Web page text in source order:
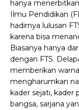
hanya
Ilmu Pendidikan
hadirnya lulusan
karena bisa
Biasanya hanya
dengan FTS.
memberikan
mengharumkan
kader sejati, kader
bangsa, sarjana